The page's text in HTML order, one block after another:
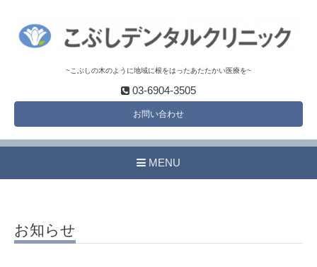
~こぶしの木のように地域に根をはったあたたかい医療を~
03-6904-3505
お問い合わせ
MENU
お知らせ